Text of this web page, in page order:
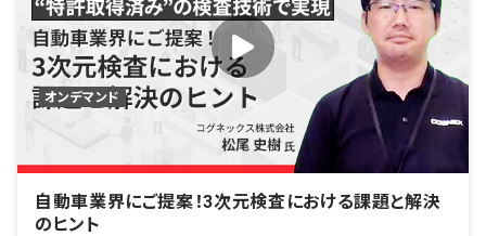
オンデマンド
自動車業界にご提案！3次元検査における課題と解決
のヒント